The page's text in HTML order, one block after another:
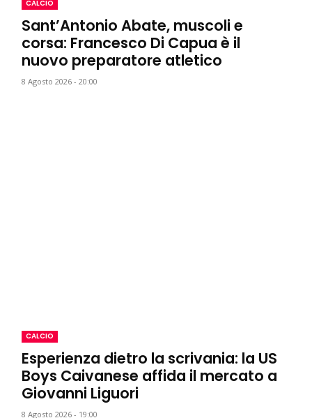
CALCIO
Sant’Antonio Abate, muscoli e
corsa: Francesco Di Capua è il
nuovo preparatore atletico
8 Agosto 2026 - 20:00
CALCIO
Esperienza dietro la scrivania: la US
Boys Caivanese affida il mercato a
Giovanni Liguori
8 Agosto 2026 - 19:00